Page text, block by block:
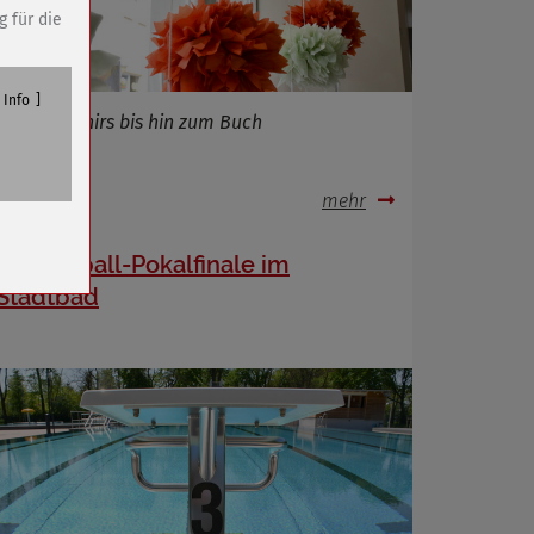
Von Souvenirs bis hin zum Buch
mehr
Wasserball-Pokalfinale im
für die
Info